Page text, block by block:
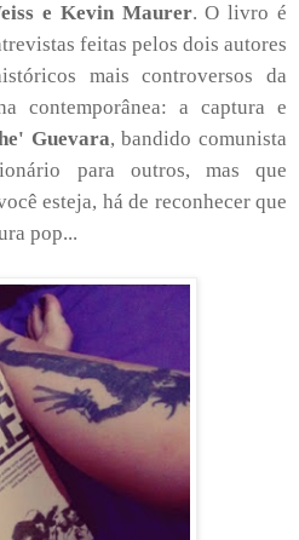
e Kevin Maurer. O livro é
feitas pelos dois autores
mais controversos da
contemporânea: a captura e
Guevara, bandido comunista
para outros, mas que
esteja, há de reconhecer que
pop...